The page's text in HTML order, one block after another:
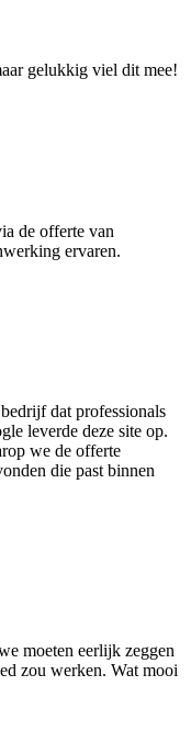
gelukkig viel dit mee!
de offerte van
ervaren.
dat professionals
leverde deze site op.
we de offerte
die past binnen
moeten eerlijk zeggen
zou werken. Wat mooi